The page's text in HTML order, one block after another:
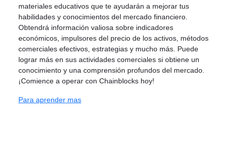
materiales educativos que te ayudarán a mejorar tus
habilidades y conocimientos del mercado financiero.
Obtendrá información valiosa sobre indicadores
económicos, impulsores del precio de los activos, métodos
comerciales efectivos, estrategias y mucho más. Puede
lograr más en sus actividades comerciales si obtiene un
conocimiento y una comprensión profundos del mercado.
¡Comience a operar con Chainblocks hoy!
Para aprender mas